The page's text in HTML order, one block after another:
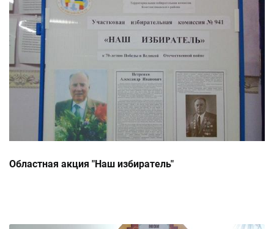
Областная акция "Наш избиратель"